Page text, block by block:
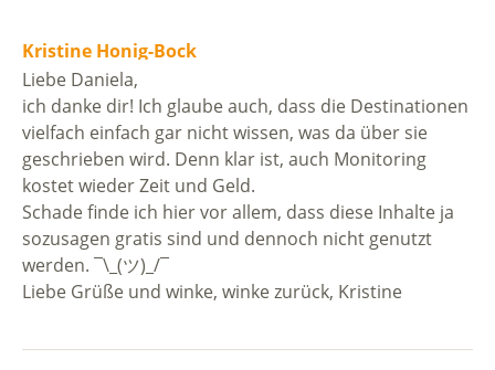
Kristine Honig-Bock
Liebe Daniela,
ich danke dir! Ich glaube auch, dass die Destinationen
vielfach einfach gar nicht wissen, was da über sie
geschrieben wird. Denn klar ist, auch Monitoring
kostet wieder Zeit und Geld.
Schade finde ich hier vor allem, dass diese Inhalte ja
sozusagen gratis sind und dennoch nicht genutzt
werden. ¯\_(ツ)_/¯
Liebe Grüße und winke, winke zurück, Kristine